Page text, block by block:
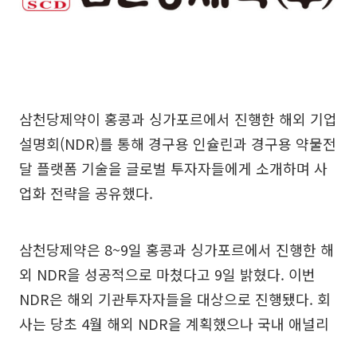
삼천당제약이 홍콩과 싱가포르에서 진행한 해외 기업
설명회(NDR)를 통해 경구용 인슐린과 경구용 약물전
달 플랫폼 기술을 글로벌 투자자들에게 소개하며 사
업화 전략을 공유했다.
삼천당제약은 8~9일 홍콩과 싱가포르에서 진행한 해
외 NDR을 성공적으로 마쳤다고 9일 밝혔다. 이번
NDR은 해외 기관투자자들을 대상으로 진행됐다. 회
사는 당초 4월 해외 NDR을 계획했으나 국내 애널리